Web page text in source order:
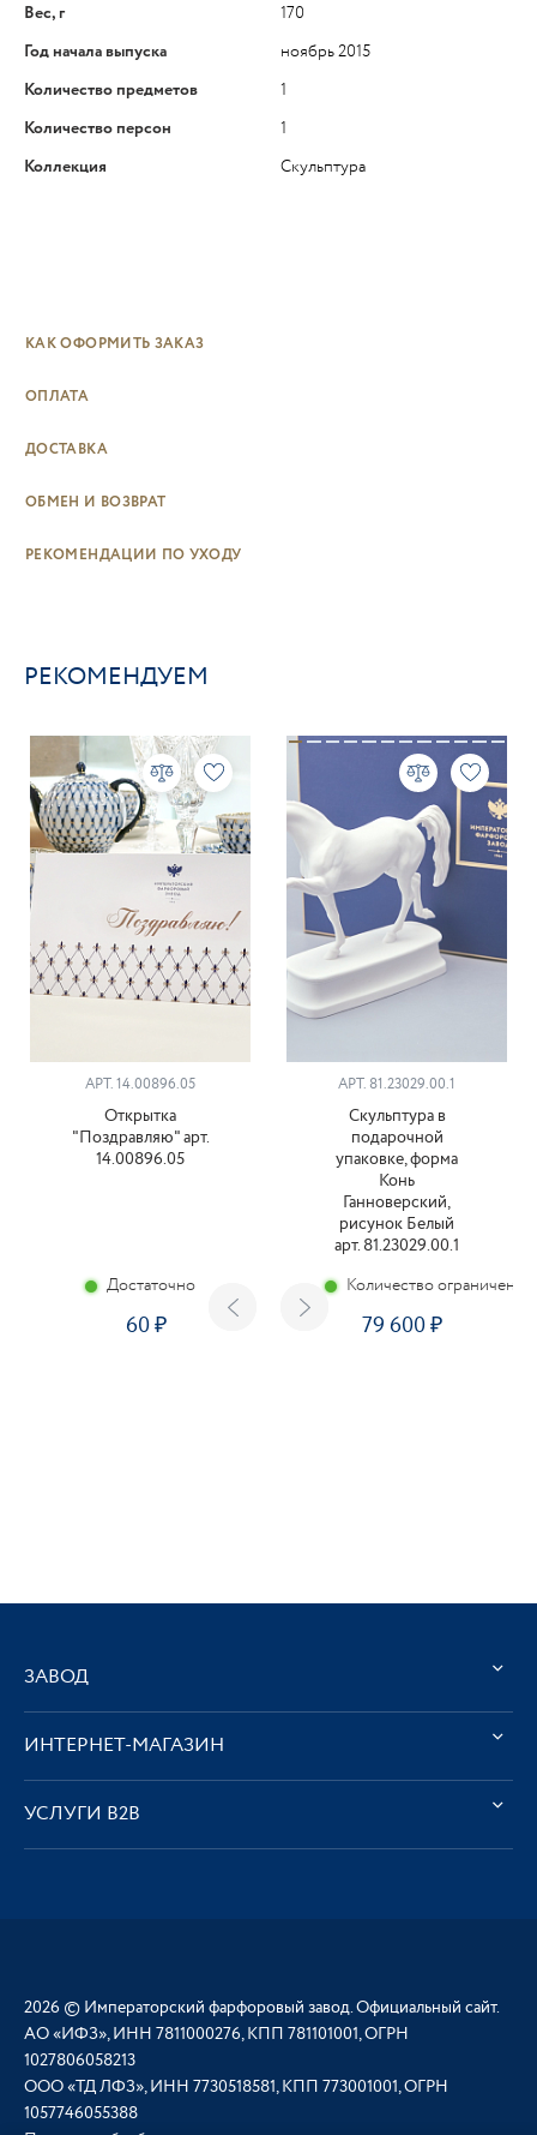
Вес, г
170
Год начала выпуска
ноябрь 2015
Количество предметов
1
Количество персон
1
Коллекция
Скульптура
КАК ОФОРМИТЬ ЗАКАЗ
ОПЛАТА
ДОСТАВКА
ОБМЕН И ВОЗВРАТ
РЕКОМЕНДАЦИИ ПО УХОДУ
РЕКОМЕНДУЕМ
АРТ. 14.00896.05
Открытка
"Поздравляю" арт.
14.00896.05
Достаточно
60
АРТ. 81.23029.00.1
Скульптура в
подарочной
упаковке, форма
Конь
Ганноверский,
рисунок Белый
арт. 81.23029.00.1
Количество ограничено
79 600
ЗАВОД
ИНТЕРНЕТ-МАГАЗИН
УСЛУГИ В2В
2026 © Императорский фарфоровый завод. Официальный сайт.
АО «ИФЗ», ИНН 7811000276, КПП 781101001, ОГРН
1027806058213
ООО «ТД ЛФЗ», ИНН 7730518581, КПП 773001001, ОГРН
1057746055388